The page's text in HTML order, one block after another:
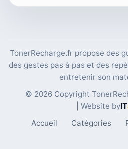
TonerRecharge.fr propose des
des gestes pas à pas et des
entretenir son
© 2026 Copyright
| Website byIT
Accueil
Catégories